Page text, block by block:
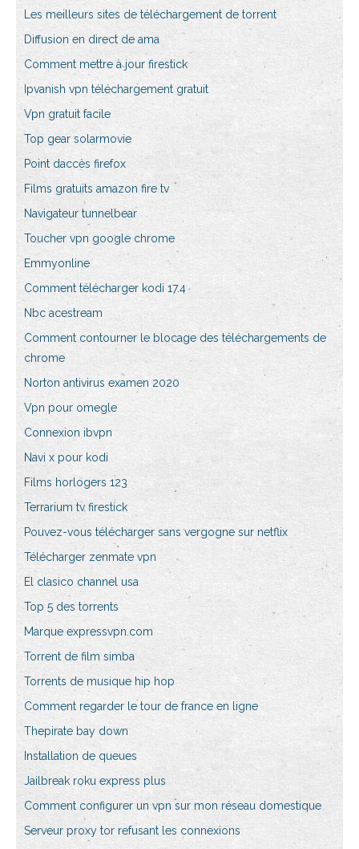
Les meilleurs sites de téléchargement de torrent
Diffusion en direct de ama
Comment mettre à jour firestick
Ipvanish vpn téléchargement gratuit
Vpn gratuit facile
Top gear solarmovie
Point daccès firefox
Films gratuits amazon fire tv
Navigateur tunnelbear
Toucher vpn google chrome
Emmyonline
Comment télécharger kodi 17.4
Nbc acestream
Comment contourner le blocage des téléchargements de
chrome
Norton antivirus examen 2020
Vpn pour omegle
Connexion ibvpn
Navi x pour kodi
Films horlogers 123
Terrarium tv firestick
Pouvez-vous télécharger sans vergogne sur netflix
Télécharger zenmate vpn
El clasico channel usa
Top 5 des torrents
Marque expressvpn.com
Torrent de film simba
Torrents de musique hip hop
Comment regarder le tour de france en ligne
Thepirate bay down
Installation de queues
Jailbreak roku express plus
Comment configurer un vpn sur mon réseau domestique
Serveur proxy tor refusant les connexions